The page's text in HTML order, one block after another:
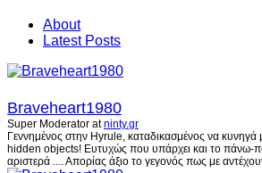
About
Latest Posts
Braveheart1980
Super Moderator atninty.gr
Γεννημένος στην Hyrule, καταδικασμένος να κυνηγά
hidden objects! Ευτυχώς που υπάρχει και το πάνω-
αριστερά .... Απορίας άξιο το γεγονός πως με